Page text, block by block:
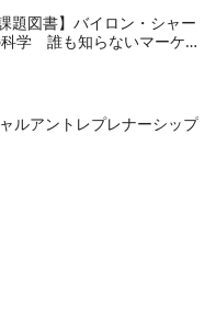
題図書】バイロン・シャー
学 誰も知らないマーケ
ルアントレプレナーシップ